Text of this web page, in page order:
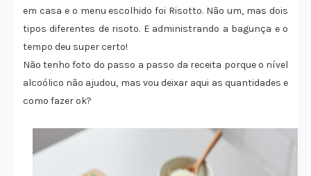
em casa e o menu escolhido foi Risotto. Não um, mas dois
tipos diferentes de risoto. E administrando a bagunça e o
tempo deu super certo!
Não tenho foto do passo a passo da receita porque o nível
alcoólico não ajudou, mas vou deixar aqui as quantidades e
como fazer ok?